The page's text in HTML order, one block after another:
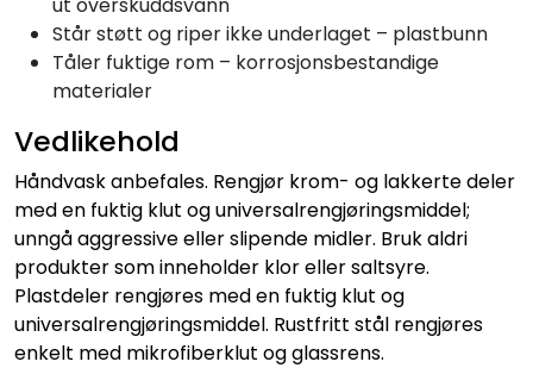
Står støtt og riper ikke underlaget – plastbunn
Tåler fuktige rom – korrosjonsbestandige
materialer
Vedlikehold
Håndvask anbefales. Rengjør krom- og lakkerte deler
med en fuktig klut og universalrengjøringsmiddel;
unngå aggressive eller slipende midler. Bruk aldri
produkter som inneholder klor eller saltsyre.
Plastdeler rengjøres med en fuktig klut og
universalrengjøringsmiddel. Rustfritt stål rengjøres
enkelt med mikrofiberklut og glassrens.